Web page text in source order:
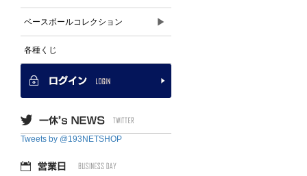
ベースボールコレクション ▶
各種くじ
Tweets by @193NETSHOP